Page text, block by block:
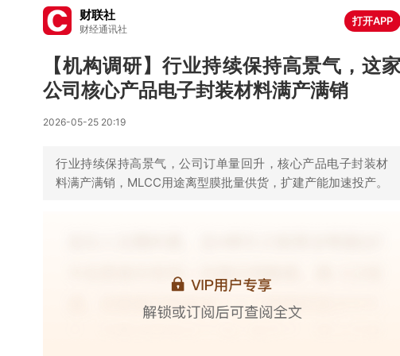
财联社
财经通讯社
打开APP
【机构调研】行业持续保持高景气，这家
公司核心产品电子封装材料满产满销
2026-05-25 20:19
行业持续保持高景气，公司订单量回升，核心产品电子封装材
料满产满销，MLCC用途离型膜批量供货，扩建产能加速投产。